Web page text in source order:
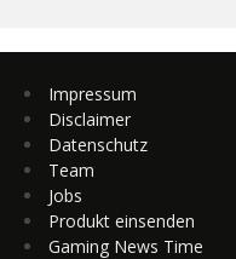
Impressum
Disclaimer
Datenschutz
Team
Jobs
Produkt einsenden
Gaming News Time